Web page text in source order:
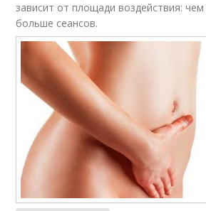
зависит от площади воздействия:
больше сеансов.